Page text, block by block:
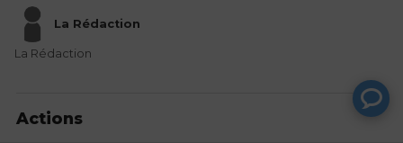
La Rédaction
La Rédaction
Actions